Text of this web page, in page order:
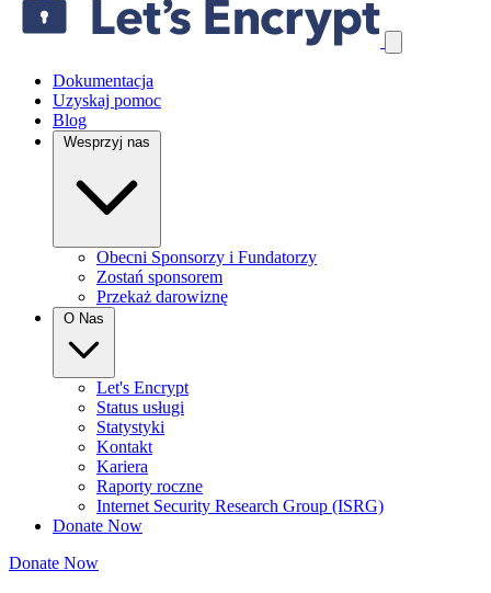
Dokumentacja
Uzyskaj pomoc
Blog
Wesprzyj nas
Obecni Sponsorzy i Fundatorzy
Zostań sponsorem
Przekaż darowiznę
O Nas
Let's Encrypt
Status usługi
Statystyki
Kontakt
Kariera
Raporty roczne
Internet Security Research Group (ISRG)
Donate Now
Donate Now